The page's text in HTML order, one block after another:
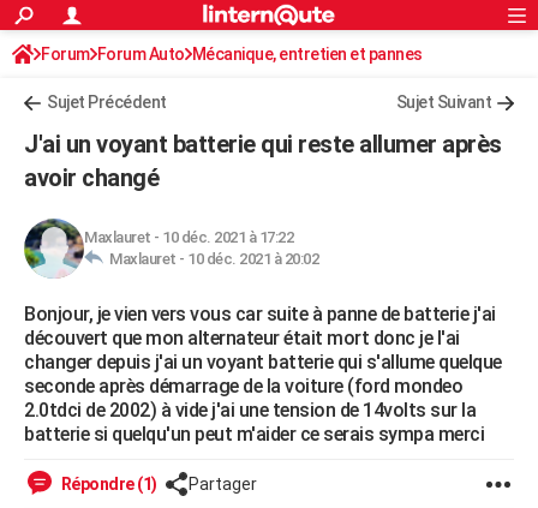
ACTUALITÉS
Politique
Société
Faits Divers
Education
Monde
Villes
+
Programme TV
Streaming
Sorties cinéma
Musique
FINANCE
Retraite
Impôts
Epargne
Immobilier
Risques naturels par ville
Banque
Assurance
Crédit
AUTO
Essais
Réserver un essai
Citadines
Berlines
SUV
Forum auto
+HIGH-TECH
Mobiles
Meilleur smartphone
Internet
Ordinateurs
Jeux vidéo
Guide high-tech
BRICOLAGE
Forum
Aménagement intérieur
Extérieur
Cuisine
Salle de bains
Jardinage
Rangement
WEEK-END
Guides de France
Escapades
Patrimoine
Expositions
Musées
Week-end nature
+LIFESTYLE
SANTE
Rechercher
S'inscrire
Connexion
Forum Forum Auto Mécanique, entretien et pannes
Sujet Précédent Sujet Suivant
J'ai un voyant batterie qui reste allumer après
avoir changé
Maxlauret - 10 déc. 2021 à 17:22
Maxlauret - 10 déc. 2021 à 20:02
Bonjour, je vien vers vous car suite à panne de batterie j'ai
découvert que mon alternateur était mort donc je l'ai
changer depuis j'ai un voyant batterie qui s'allume quelque
seconde après démarrage de la voiture (ford mondeo
2.0tdci de 2002) à vide j'ai une tension de 14volts sur la
batterie si quelqu'un peut m'aider ce serais sympa merci
Répondre (1) Partager